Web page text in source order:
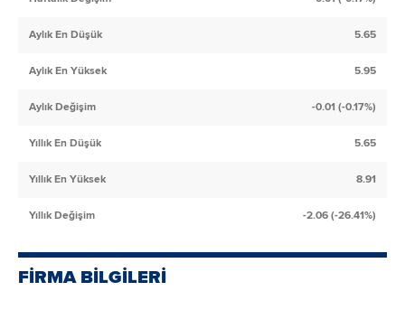
Aylık En Düşük 5.65
Aylık En Yüksek 5.95
Aylık Değişim -0.01 (-0.17%)
Yıllık En Düşük 5.65
Yıllık En Yüksek 8.91
Yıllık Değişim -2.06 (-26.41%)
FİRMA BİLGİLERİ